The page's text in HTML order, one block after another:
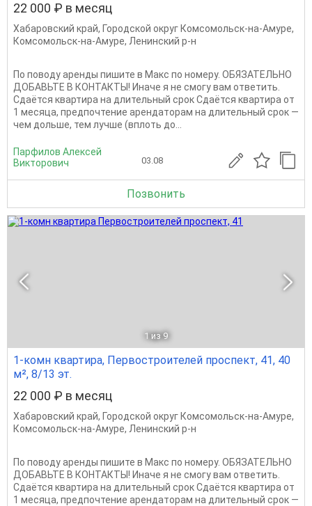
22 000 ₽ в месяц
Хабаровский край, Городской округ Комсомольск-на-Амуре,
Комсомольск-на-Амуре, Ленинский р-н
По поводу аренды пишите в Макс по номеру. ОБЯЗАТЕЛЬНО
ДОБАВЬТЕ В КОНТАКТЫ! Иначе я не смогу вам ответить.
Сдаётся квартира на длительный срок Сдаётся квартира от
1 месяца, предпочтение арендаторам на длительный срок —
чем дольше, тем лучше (вплоть до...
Парфилов Алексей
Викторович
03.08
Позвонить
1 из 9
1-комн квартира, Первостроителей проспект, 41, 40
м², 8/13 эт.
22 000 ₽ в месяц
Хабаровский край, Городской округ Комсомольск-на-Амуре,
Комсомольск-на-Амуре, Ленинский р-н
По поводу аренды пишите в Макс по номеру. ОБЯЗАТЕЛЬНО
ДОБАВЬТЕ В КОНТАКТЫ! Иначе я не смогу вам ответить.
Сдаётся квартира на длительный срок Сдаётся квартира от
1 месяца, предпочтение арендаторам на длительный срок —